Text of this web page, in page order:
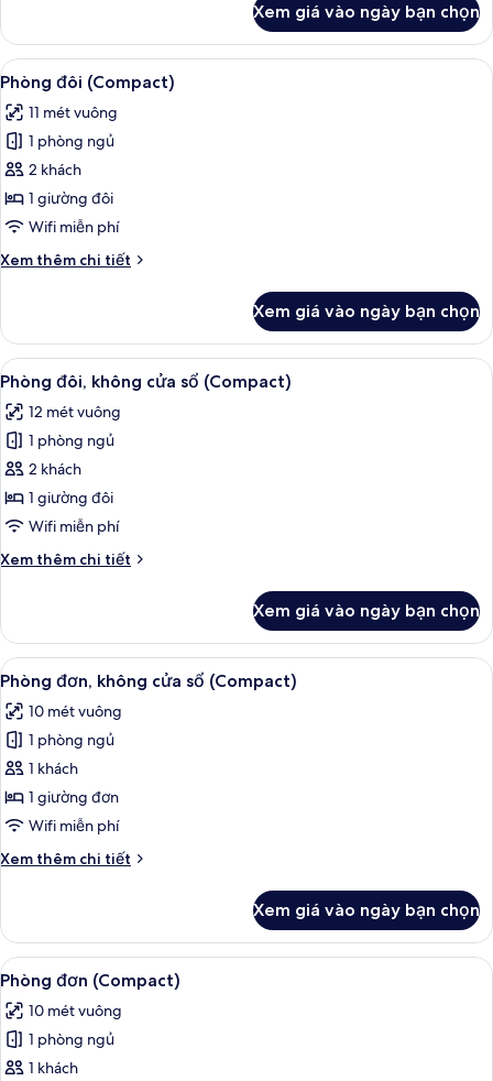
chuẩn,
giường
đôi
hoặc
2
giường
đơn
Phòng
đôi
hoặc
giường
đơn
Tiêu
chuẩn,
giường
đôi
hoặc
Xem giá vào ngày bạn chọn
Xem
tất
cả
ảnh
Phòng
đôi
(Compact)
Màn/rèm cản sáng, truy cập
6
Phòng đôi (Compact)
11 mét vuông
1 phòng ngủ
2 khách
1 giường đôi
Wifi miễn phí
Xem thêm chi tiết
Chi
Phòng
đôi
(Compact)
Xem giá vào ngày bạn chọn
Xem
tất
cả
ảnh
Phòng
đôi,
không
sổ
Màn/rèm cản sáng, truy cập
4
Phòng đôi, không cửa sổ (Compact)
12 mét vuông
1 phòng ngủ
2 khách
1 giường đôi
Wifi miễn phí
Xem thêm chi tiết
Chi
Phòng
đôi,
không
sổ
(Compact)
Xem giá vào ngày bạn chọn
Xem
tất
cả
ảnh
Phòng
đơn,
không
sổ
Màn/rèm cản sáng, truy cập
4
Phòng đơn, không cửa sổ (Compact)
10 mét vuông
1 phòng ngủ
1 khách
1 giường đơn
Wifi miễn phí
Xem thêm chi tiết
Chi
Phòng
đơn,
không
sổ
(Compact)
Xem giá vào ngày bạn chọn
Xem
tất
cả
ảnh
Phòng
Màn/rèm cản sáng, truy cập
5
Phòng đơn (Compact)
10 mét vuông
1 phòng ngủ
1 khách